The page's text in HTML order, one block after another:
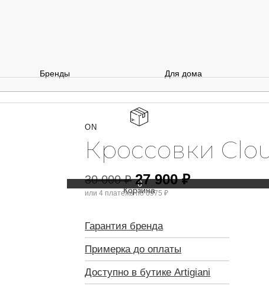
0
Бренды Для дома
ON
Кроссовки
30 000₽ 27 900₽
или 4 платежа по6975 ₽
Гарантия бренда
Примерка до оплаты
Доступно в бутике Artigiani